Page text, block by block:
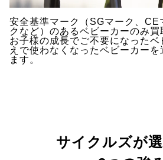
安全基準マーク（SGマーク、CE
クなど）のあるベビーカーのみ買
お子様の成長でご不要になった
えで使わなくなったベビーカーを
ます。
サイクルズが